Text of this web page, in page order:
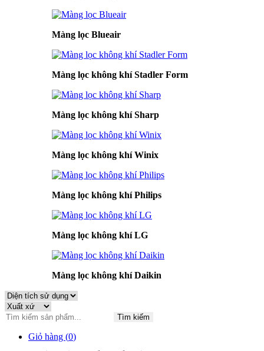
Màng lọc Blueair
Màng lọc không khí Stadler Form
Màng lọc không khí Sharp
Màng lọc không khí Winix
Màng lọc không khí Philips
Màng lọc không khí LG
Màng lọc không khí Daikin
Tìm kiếm
Giỏ hàng (0)